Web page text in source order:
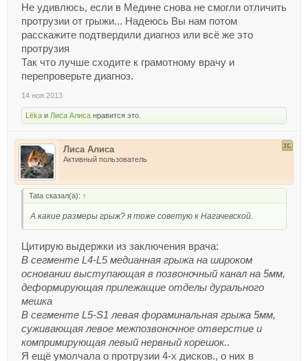
нарушения.
Источник:
http://thedifference.ru/chem-otlichaetsya-protruziya-
ot-gryzhi/
Не удивлюсь, если в Медине снова не смогли отличить
протрузии от грыжи... Надеюсь Вы нам потом
расскажите подтвердили диагноз или всё же это
протрузия
Так что лучше сходите к грамотному врачу и
перепроверьте диагноз.
14 ноя 2013
Lёka и Лиса Алиса нравится это.
Лиса Алиса
Активный пользователь
Tata сказал(а): ↑
А какие размеры грыж? я тоже советую к Нагачевской.
Цитирую выдержки из заключения врача:
В сегменте L4-L5 медианная грыжа на широком
основании выступающая в позвоночный канал на 5мм,
деформирующая прилежащие отделы дурального
мешка
В сегменте L5-S1 левая фораминальная грыжа 5мм,
суживающая левое межпозвоночное отверстие и
компримирующая левый нервный корешок..
Я ещё умолчала о протрузии 4-х дисков., о них в